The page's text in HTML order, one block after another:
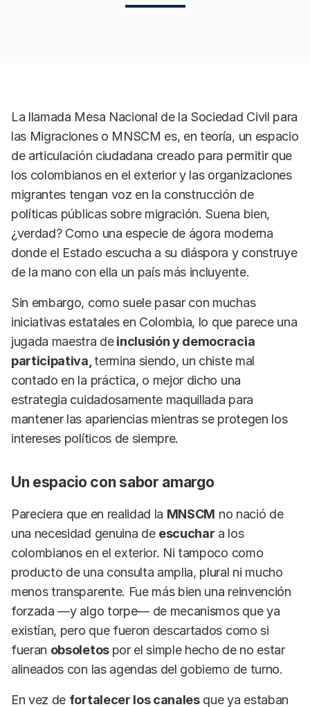
La llamada Mesa Nacional de la Sociedad Civil para
las Migraciones o MNSCM es, en teoría, un espacio
de articulación ciudadana creado para permitir que
los colombianos en el exterior y las organizaciones
migrantes tengan voz en la construcción de
políticas públicas sobre migración. Suena bien,
¿verdad? Como una especie de ágora moderna
donde el Estado escucha a su diáspora y construye
de la mano con ella un país más incluyente.
Sin embargo, como suele pasar con muchas
iniciativas estatales en Colombia, lo que parece una
jugada maestra deinclusión y democracia
participativa,termina siendo, un chiste mal
contado en la práctica, o mejor dicho una
estrategia cuidadosamente maquillada para
mantener las apariencias mientras se protegen los
intereses políticos de siempre.
Un espacio con sabor amargo
Pareciera que en realidad la MNSCM no nació de
una necesidad genuina de escuchar a los
colombianos en el exterior. Ni tampoco como
producto de una consulta amplia, plural ni mucho
menos transparente. Fue más bien una reinvención
forzada —y algo torpe— de mecanismos que ya
existían, pero que fueron descartados como si
fueran obsoletos por el simple hecho de no estar
alineados con las agendas del gobierno de turno.
En vez de fortalecer los canalesque ya estaban